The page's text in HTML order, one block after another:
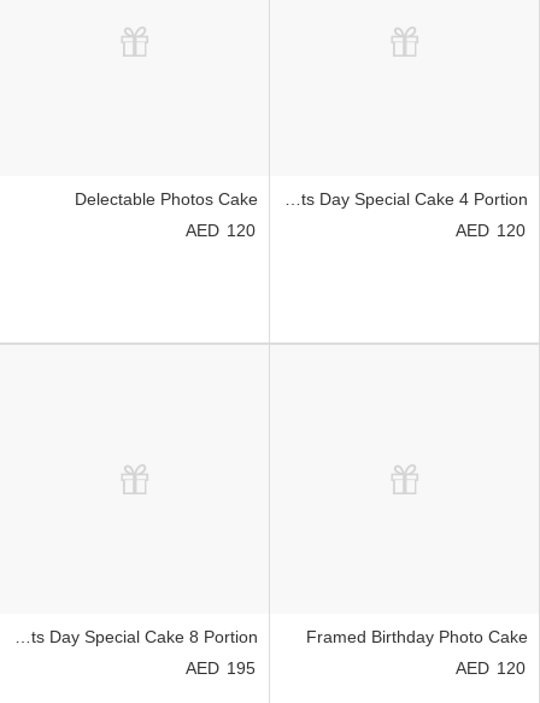
Grandparents Day Special Cake 4 Portion
120
Delectable Photos Cake
120
Framed Birthday Photo Cake
120
Grandparents Day Special Cake 8 Portion
195